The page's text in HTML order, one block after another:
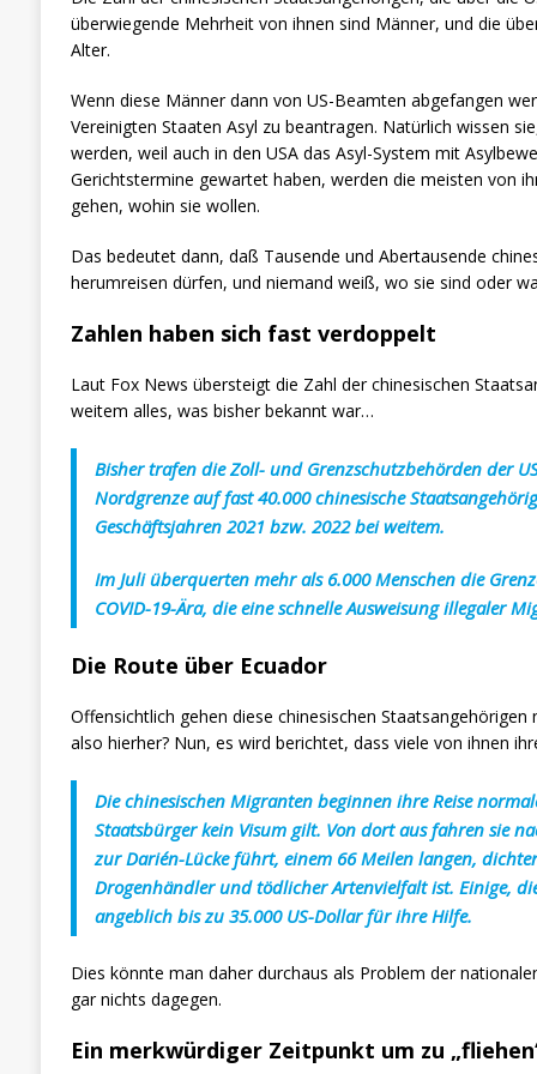
überwiegende Mehrheit von ihnen sind Männer, und die
Alter.
Wenn diese Männer dann von US-Beamten abgefangen
Vereinigten Staaten Asyl zu beantragen. Natürlich wissen
werden, weil auch in den USA das Asyl-System mit
Gerichtstermine gewartet haben, werden die meisten von
gehen, wohin sie wollen.
Das bedeutet dann, daß Tausende und Abertausende
herumreisen dürfen, und niemand weiß, wo sie sind oder
Zahlen haben sich fast verdoppelt
Laut Fox News übersteigt die Zahl der chinesischen
weitem alles, was bisher bekannt war…
Bisher trafen die Zoll- und Grenzschutzbehörden der
Nordgrenze auf fast 40.000 chinesische
Geschäftsjahren 2021 bzw. 2022 bei weitem.
Im Juli überquerten mehr als 6.000 Menschen die
COVID-19-Ära, die eine schnelle Ausweisung illegaler
Die Route über Ecuador
Offensichtlich gehen diese chinesischen
also hierher? Nun, es wird berichtet, dass viele von ihnen
Die chinesischen Migranten beginnen ihre Reise
Staatsbürger kein Visum gilt. Von dort aus fahren sie
zur Darién-Lücke führt, einem 66 Meilen langen,
Drogenhändler und tödlicher Artenvielfalt ist. Einige,
angeblich bis zu 35.000 US-Dollar für ihre Hilfe.
Dies könnte man daher durchaus als Problem der
gar nichts dagegen.
Ein merkwürdiger Zeitpunkt um zu